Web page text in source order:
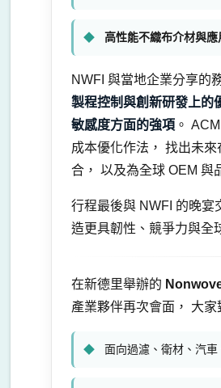
高性能不織布介材與
NWFI 與當地企業分享的
製程控制與創新研發上的
敏感度方面的強項。
成本優化作法， 找出未
合， 以及為全球 OEM 與
行程最後與 NWFI 的晚宴
造更具韌性、競爭力與全
在新德里舉辦的
產業夥伴再次會面， 大
面向過濾、衛材、汽